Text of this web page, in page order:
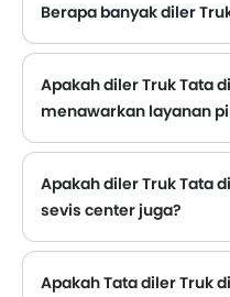
Berapa banyak diler
Apakah diler Truk Tata
menawarkan layanan
Apakah diler Truk Tata
sevis center juga?
Apakah Tata diler Truk